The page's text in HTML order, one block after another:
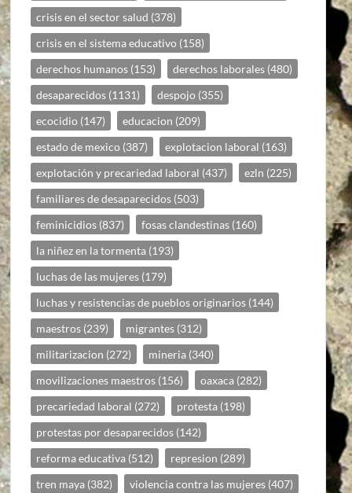
crisis en el sector salud (378)
crisis en el sistema educativo (158)
derechos humanos (153) derechos laborales (480)
desaparecidos (1131) despojo (355)
ecocidio (147) educacion (209)
estado de mexico (387) explotacion laboral (163)
explotación y precariedad laboral (437) ezln (225)
familiares de desaparecidos (503)
feminicidios (837) fosas clandestinas (160)
la niñez en la tormenta (193)
luchas de las mujeres (179)
luchas y resistencias de pueblos originarios (144)
maestros (239) migrantes (312)
militarizacion (272) mineria (340)
movilizaciones maestros (156) oaxaca (282)
precariedad laboral (272) protesta (198)
protestas por desaparecidos (142)
reforma educativa (512) represion (289)
tren maya (382) violencia contra las mujeres (407)